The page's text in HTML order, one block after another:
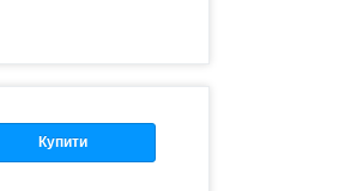
Купити